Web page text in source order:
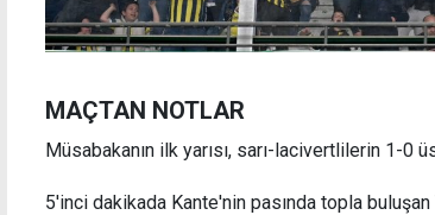
MAÇTAN NOTLAR
Müsabakanın ilk yarısı, sarı-lacivertlilerin 1-0
5'inci dakikada Kante'nin pasında topla buluşan